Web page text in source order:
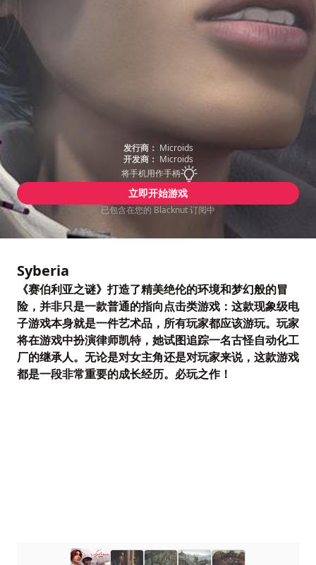
发行商： Microids
开发商： Microids
将手机用作手柄
立即开始游戏
已包含在您的 Blacknut 订阅中
Syberia
《赛伯利亚之谜》打造了精美绝伦的环境和梦幻般的冒
险，并非只是一款普通的指向点击类游戏：这款现象级电
子游戏本身就是一件艺术品，所有玩家都应该游玩。玩家
将在游戏中扮演律师凯特，她试图追踪一名古怪自动化工
厂的继承人。无论是对女主角还是对玩家来说，这款游戏
都是一段非常重要的成长经历。必玩之作！